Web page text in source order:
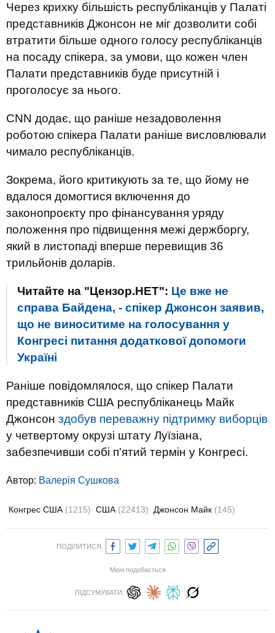
Через крихку більшість республіканців у Палаті
представників Джонсон не міг дозволити собі
втратити більше одного голосу республіканців
на посаду спікера, за умови, що кожен член
Палати представників буде присутній і
проголосує за нього.
CNN додає, що раніше незадоволення
роботою спікера Палати раніше висловлювали
чимало республіканців.
Зокрема, його критикують за те, що йому не
вдалося домогтися включення до
законопроєкту про фінансування уряду
положення про підвищення межі держборгу,
який в листопаді вперше перевищив 36
трильйонів доларів.
Читайте на "Цензор.НЕТ": Це вже не
справа Байдена, - спікер Джонсон заявив,
що не виноситиме на голосування у
Конгресі питання додаткової допомоги
Україні
Раніше повідомлялося, що спікер Палати
представників США республіканець Майк
Джонсон здобув переважну підтримку виборців
у четвертому окрузі штату Луїзіана,
забезпечивши собі п'ятий термін у Конгресі.
Автор: Валерiя Сушкова
Конгрес США (1215) США (22413) Джонсон Майк (145)
ПОДІЛИТИСЯ:
Мені подобається
ПІДСУМУВАТИ: